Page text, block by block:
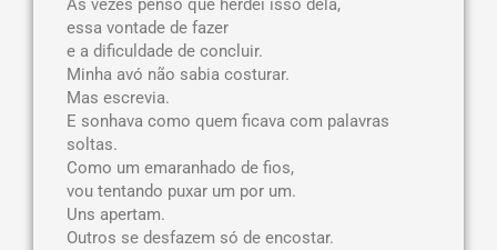
Às vezes penso que herdei isso dela,
essa vontade de fazer
e a dificuldade de concluir.
Minha avó não sabia costurar.
Mas escrevia.
E sonhava como quem ficava com palavras
soltas.
Como um emaranhado de fios,
vou tentando puxar um por um.
Uns apertam.
Outros se desfazem só de encostar.